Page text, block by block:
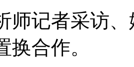
师记者采访
换合作。